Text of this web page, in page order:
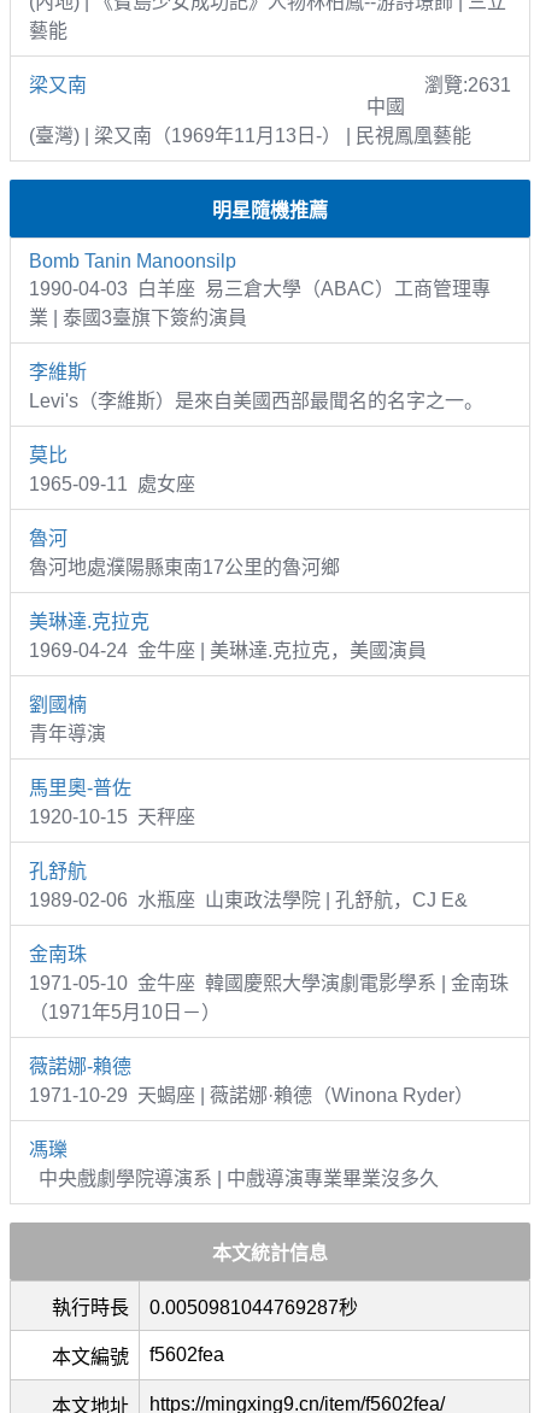
藝能
梁又南
瀏覽:2631
中國
(臺灣) | 梁又南（1969年11月13日-） | 民視鳳凰藝能
明星隨機推薦
Bomb Tanin Manoonsilp
1990-04-03 白羊座 易三倉大學（ABAC）工商管理專
業 | 泰國3臺旗下簽約演員
李維斯
Levi's（李維斯）是來自美國西部最聞名的名字之一。
莫比
1965-09-11 處女座
魯河
魯河地處濮陽縣東南17公里的魯河鄉
美琳達.克拉克
1969-04-24 金牛座 | 美琳達.克拉克，美國演員
劉國楠
青年導演
馬里奧-普佐
1920-10-15 天秤座
孔舒航
1989-02-06 水瓶座 山東政法學院 | 孔舒航，CJ E&
金南珠
1971-05-10 金牛座 韓國慶熙大學演劇電影學系 | 金南珠
（1971年5月10日－）
薇諾娜-賴德
1971-10-29 天蝎座 | 薇諾娜·賴德（Winona Ryder）
馮瓅
中央戲劇學院導演系 | 中戲導演專業畢業沒多久
本文統計信息
執行時長 0.0050981044769287秒
本文編號 f5602fea
本文地址 https://mingxing9.cn/item/f5602fea/